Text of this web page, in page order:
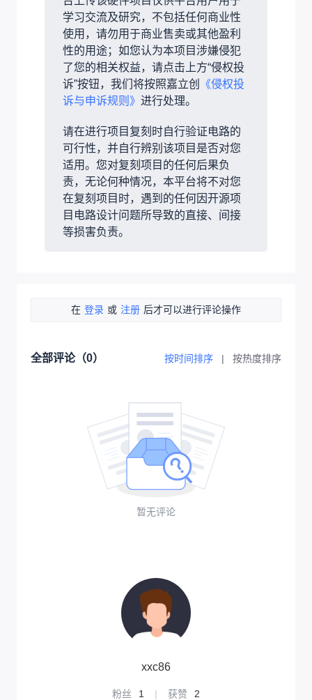
学习交流及研究，不包括任何商业性
使用，请勿用于商业售卖或其他盈利
性的用途；如您认为本项目涉嫌侵犯
了您的相关权益，请点击上方“侵权投
诉”按钮，我们将按照嘉立创
《侵权投
诉与申诉规则》 进行处理。
请在进行项目复刻时自行验证电路的
可行性，并自行辨别该项目是否对您
适用。您对复刻项目的任何后果负
责，无论何种情况，本平台将不对您
在复刻项目时，遇到的任何因开源项
目电路设计问题所导致的直接、间接
等损害负责。
在 登录 或 注册 后才可以进行评论操作
全部评论（0） 按时间排序 | 按热度排序
暂无评论
xxc86
粉丝 1 | 获赞 2